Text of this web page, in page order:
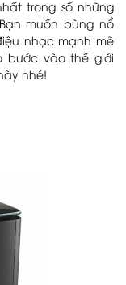
trong số những
muốn bùng nổ
nhạc mạnh mẽ
bước vào thế giới
nhé!